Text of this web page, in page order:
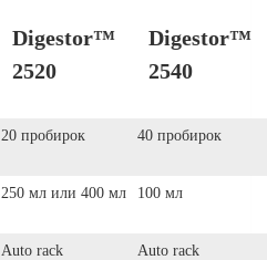
Digestor™
2520
Digestor™
2540
20 пробирок 40 пробирок
250 мл или 400 мл 100 мл
Auto rack Auto rack